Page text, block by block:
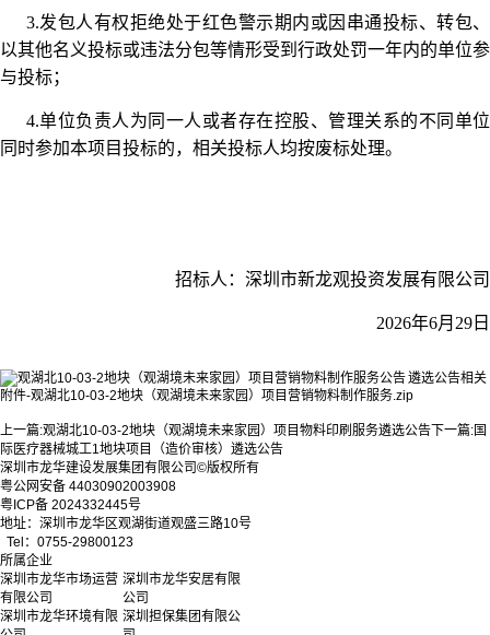
3.发包人有权拒绝处于红色警示期内或因串通投标、转包、
以其他名义投标或违法分包等情形受到行政处罚一年内的单位参
与投标；
4.单位负责人为同一人或者存在控股、管理关系的不同单位
同时参加本项目投标的，相关投标人均按废标处理。
招标人：深圳市新龙观投资发展有限公司
2026年6月29日
遴选公告相关
附件-观湖北10-03-2地块（观湖境未来家园）项目营销物料制作服务.zip
上一篇:观湖北10-03-2地块（观湖境未来家园）项目物料印刷服务遴选公告 下一篇:国
际医疗器械城工1地块项目（造价审核）遴选公告
深圳市龙华建设发展集团有限公司©版权所有
粤公网安备 44030902003908
粤ICP备 2024332445号
地址：深圳市龙华区观湖街道观盛三路10号
Tel：0755-29800123
所属企业
深圳市龙华市场运营
有限公司
深圳市龙华安居有限
公司
深圳市龙华环境有限 深圳担保集团有限公